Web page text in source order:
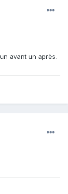
avant un après.